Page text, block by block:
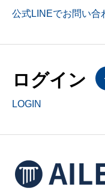
公式LINEでお問い合
ログイン
LOGIN